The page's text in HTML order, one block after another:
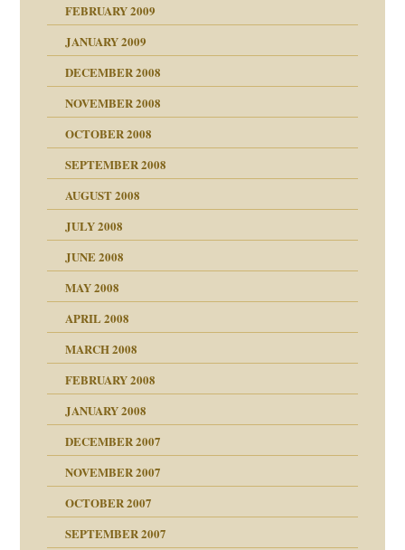
FEBRUARY 2009
JANUARY 2009
DECEMBER 2008
NOVEMBER 2008
OCTOBER 2008
SEPTEMBER 2008
AUGUST 2008
JULY 2008
Juni 2008
JUNE 2008
und Staat
MAY 2008
APRIL 2008
MARCH 2008
FEBRUARY 2008
JANUARY 2008
DECEMBER 2007
NOVEMBER 2007
OCTOBER 2007
SEPTEMBER 2007